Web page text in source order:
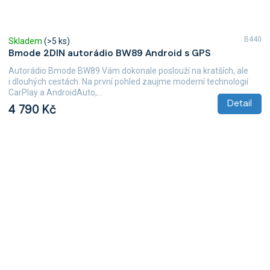
Bmode 2DIN autorádio BW89 Android s GPS
Skladem (>5 ks)
4 790 Kč Detail
Autorádio Bmode BW89 Vám dokonale poslouží na kratších, ale
i dlouhých cestách. Na první pohled zaujme moderní technologií
CarPlay a AndroidAuto,...
B440